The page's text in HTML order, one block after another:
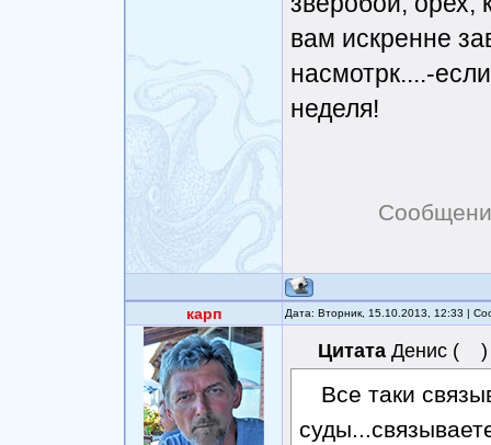
вам искренне
насмотрк....-
неделя!
карп Дата: Вторник, 15.10.2013, 12:33 |
Цитата Денис ( )
Все таки